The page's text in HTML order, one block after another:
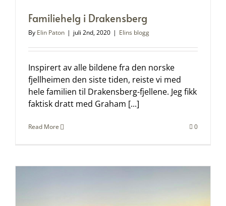
Familiehelg i Drakensberg
By Elin Paton | juli 2nd, 2020 | Elins blogg
Inspirert av alle bildene fra den norske
fjellheimen den siste tiden, reiste vi med
hele familien til Drakensberg-fjellene. Jeg fikk
faktisk dratt med Graham [...]
Read More 0